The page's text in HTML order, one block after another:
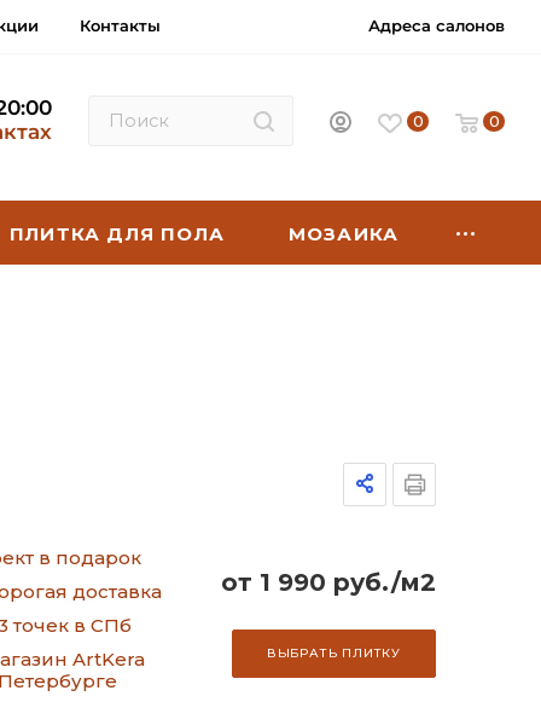
Контакты Адреса салонов
0 0
ПЛИТКА ДЛЯ ПОЛА МОЗАИКА
в подарок
доставка
точек в СПб
ArtKera
от 1 990 руб./м2
ВЫБРАТЬ ПЛИТКУ